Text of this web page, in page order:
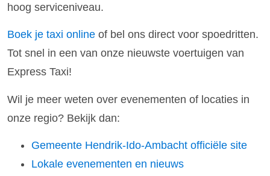
hoog serviceniveau.
Boek je taxi online of bel ons direct voor spoedritten.
Tot snel in een van onze nieuwste voertuigen van
Express Taxi!
Wil je meer weten over evenementen of locaties in
onze regio? Bekijk dan:
Gemeente Hendrik-Ido-Ambacht officiële site
Lokale evenementen en nieuws